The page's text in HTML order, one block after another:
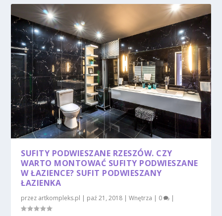
SUFITY PODWIESZANE RZESZÓW. CZY
WARTO MONTOWAĆ SUFITY PODWIESZANE
W ŁAZIENCE? SUFIT PODWIESZANY
ŁAZIENKA
przez artkompleks.pl | paź 21, 2018 |Wnętrza | 0 |